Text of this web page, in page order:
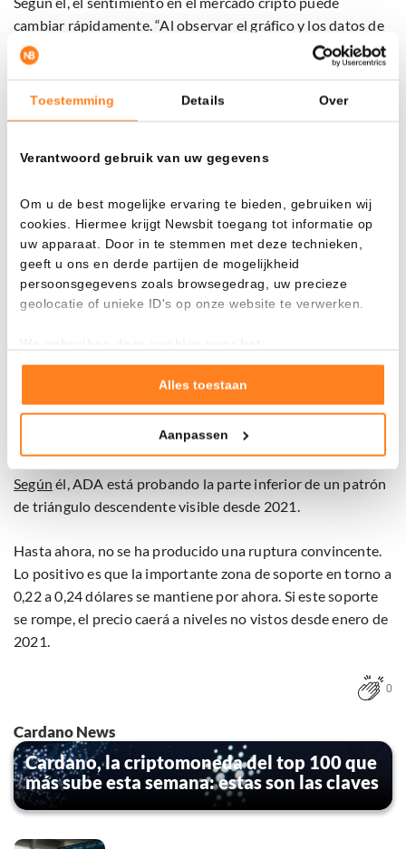
Toestemming Details Over
Verantwoord gebruik van uw gegevens
Om u de best mogelijke ervaring te bieden, gebruiken wij
cookies. Hiermee krijgt Newsbit toegang tot informatie op
uw apparaat. Door in te stemmen met deze technieken,
geeft u ons en derde partijen de mogelijkheid
persoonsgegevens zoals browsegedrag, uw precieze
geolocatie of unieke ID's op onze website te verwerken.
Goed laten functioneren van deze website
Verzamelen van gebruiksstatistieken
Tonen en meten van relevante advertenties
Klik hieronder om ons toestemming te geven om deze
maak gedetailleerde keuzes, waaronder het maken van
bezwaar tegen bedrijven die persoonsgegevens verwerken
tekst 'cookies' te klikken onderaan de pagina. Voor meer
informatie: zie onsprivacy- encookiestatement .
Alles toestaan
Aanpassen
cambiar rápidamente. “Al observar el gráfico y los datos de
precios, todo luce en rojo. Hoy, Cardano se cotiza al nivel
más bajo desde el 6 de febrero. Esa fue la fecha del último
gran mínimo, pero también el día en que comenzó la
recuperación”, señala.
Él destaca que la situación puede cambiar rápidamente.
ser completamente diferente en unos días.”
Según el analista, ADA se encuentra en una zona de compra
atractiva. “ADA sigue cotizándose dentro de la zona de
compra, rojo pero en soporte. Mientras Cardano se
Cardano se encuentra al borde de un soporte crucial
El mes pasado, el analista CobraVanguard afirmó que la
cotización de Cardanoestá en un punto técnico crítico.
Según él, ADA está probando la parte inferior de un patrón
de triángulo descendente visible desde 2021.
Hasta ahora, no se ha producido una ruptura convincente.
Lo positivo es que la importante zona de soporte en torno a
0,22 a 0,24 dólares se mantiene por ahora. Si este soporte
se rompe, el precio caerá a niveles no vistos desde enero de
2021.
0
Cardano News
Cardano, la criptomoneda del top 100 que
más sube esta semana: estas son las claves